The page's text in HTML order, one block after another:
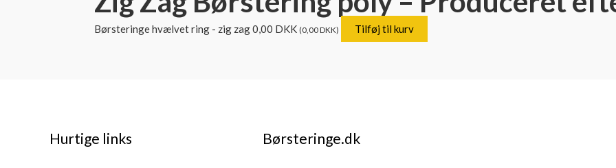
Børsteringe hvælvet ring - zig zag0,00 DKK (0,00DKK) Tilføj til kurv
Hurtige links Børsteringe.dk